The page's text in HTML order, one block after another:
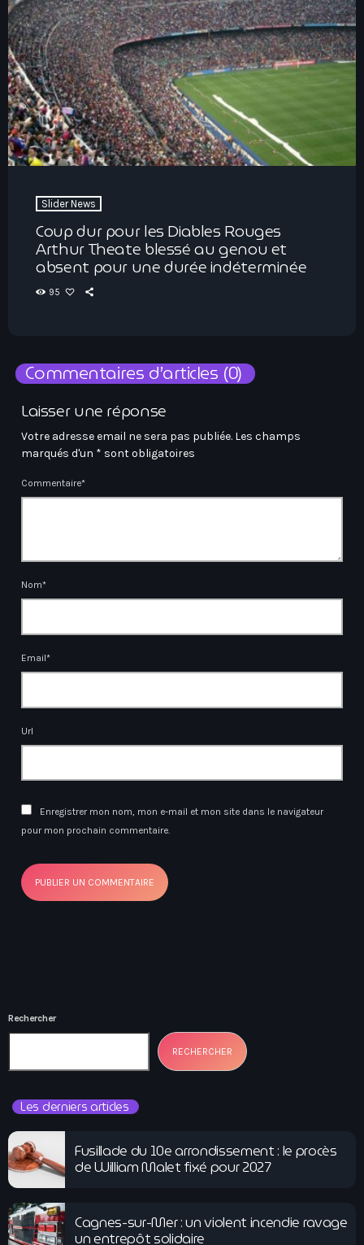
Slider News
Coup dur pour les Diables Rouges
Arthur Theate blessé au genou et
absent pour une durée indéterminée
95
Commentaires d’articles (0)
Laisser une réponse
Votre adresse email ne sera pas publiée. Les champs
marqués d'un * sont obligatoires
Commentaire*
Nom*
Email*
Url
Enregistrer mon nom, mon e-mail et mon site dans le navigateur
pour mon prochain commentaire.
Rechercher
RECHERCHER
Les derniers articles
Fusillade du 10e arrondissement : le procès
de William Malet fixé pour 2027
Cagnes-sur-Mer : un violent incendie ravage
un entrepôt solidaire